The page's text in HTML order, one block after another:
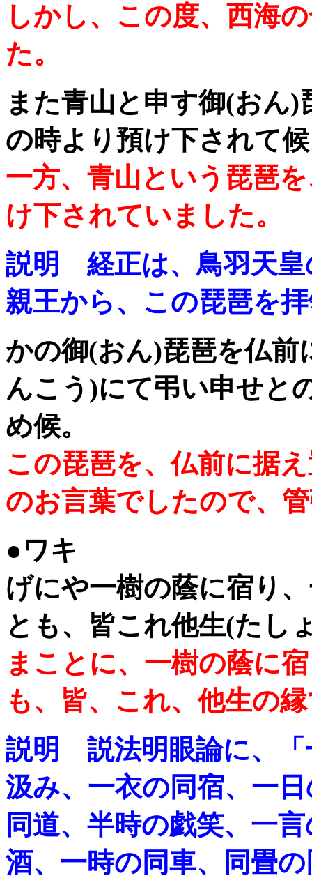
しかし、この度、西海
た。
また青山と申す御(おん
の時より預け下されて
一方、青山という琵琶
け下されていました。
説明 経正は、鳥羽天皇
親王から、この琵琶を
かの御(おん)琵琶を仏前
んこう)にて弔い申せと
め候。
この琵琶を、仏前に据
のお言葉でしたので、
●ワキ
げにや一樹の蔭に宿り
とも、皆これ他生(たし
まことに、一樹の蔭に
も、皆、これ、他生の
説明 説法明眼論に、「
汲み、一衣の同宿、一
同道、半時の戯笑、一
酒、一時の同車、同畳